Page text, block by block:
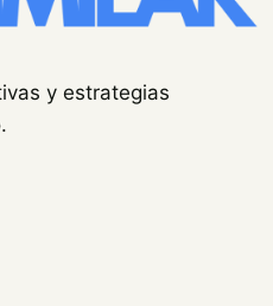
y estrategias